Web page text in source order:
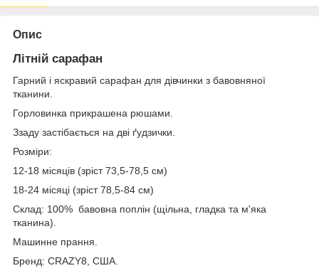
Опис
Літній сарафан
Гарний і яскравий сарафан для дівчинки з бавовняної
тканини.
Горловинка прикрашена рюшами.
Ззаду застібається на дві ґудзички.
Розміри:
12-18 місяців (зріст 73,5-78,5 см)
18-24 місяці (зріст 78,5-84 см)
Склад: 100% бавовна поплін (щільна, гладка та м'яка
тканина).
Машинне прання.
Бренд: CRAZY8, США.